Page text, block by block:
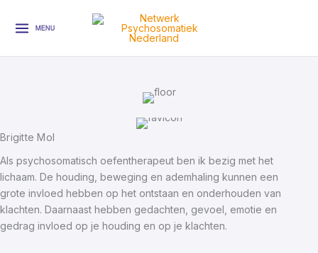
naar
inhoud
MENU
Brigitte Mol
Als psychosomatisch oefentherapeut ben ik bezig met het
lichaam. De houding, beweging en ademhaling kunnen een
grote invloed hebben op het ontstaan en onderhouden van
klachten. Daarnaast hebben gedachten, gevoel, emotie en
gedrag invloed op je houding en op je klachten.